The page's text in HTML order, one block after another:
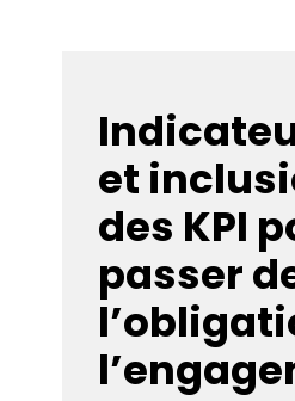
et
des KPI
passer